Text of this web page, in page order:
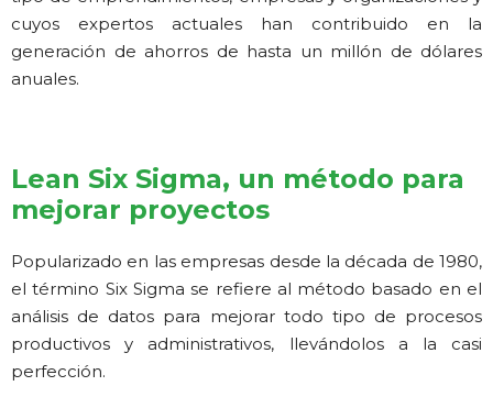
cuyos expertos actuales han contribuido en la
generación de ahorros de hasta un millón de dólares
anuales.
Lean Six Sigma, un método para
mejorar proyectos
Popularizado en las empresas desde la década de 1980,
el término Six Sigma se refiere al método basado en el
análisis de datos para mejorar todo tipo de procesos
productivos y administrativos, llevándolos a la casi
perfección.